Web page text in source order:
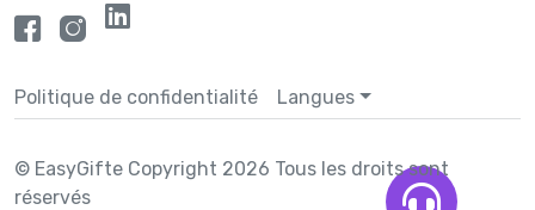
Politique de confidentialité Langues
© EasyGifte Copyright 2026 Tous les droits sont
réservés